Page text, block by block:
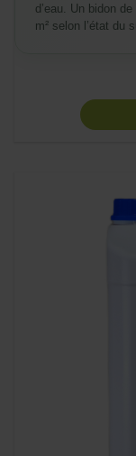
d’eau. Un bidon
m² selon l’état du